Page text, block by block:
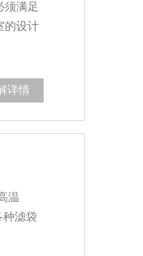
须满足
的设计
详情
温
种滤袋